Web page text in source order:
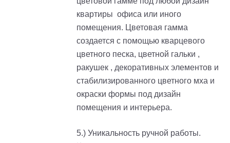
квартиры офиса или иного
помещения. Цветовая гамма
создается с помощью кварцевого
цветного песка, цветной гальки ,
ракушек , декоративных элементов и
стабилизированного цветного мха и
окраски формы под дизайн
помещения и интерьера.
5.) Уникальность ручной работы.